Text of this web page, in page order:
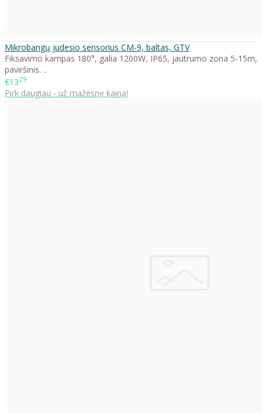
Mikrobangų judesio sensorius CM-9, baltas, GTV
Fiksavimo kampas 180°, galia 1200W, IP65, jautrumo zona 5-15m,
paviršinis. ..
€1329
Pirk daugiau - už mažesnę kainą!